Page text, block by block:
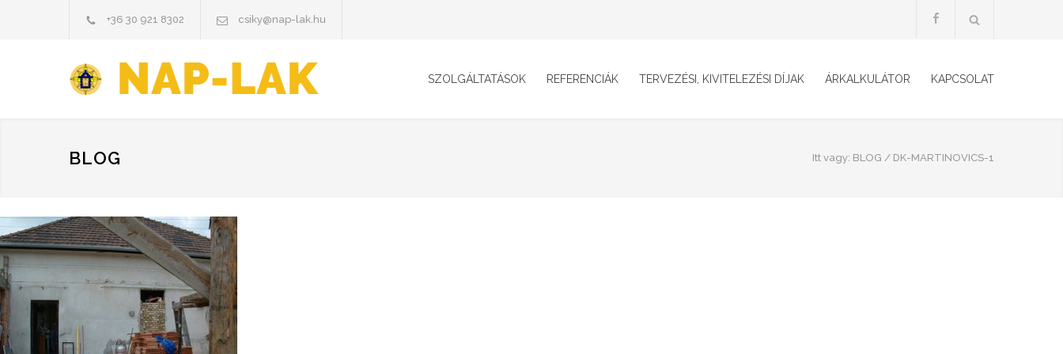
+36 30 921 8302 csiky@nap-lak.hu
SZOLGÁLTATÁSOK REFERENCIÁK TERVEZÉSI, KIVITELEZÉSI DÍJAK ÁRKALKULÁTOR KAPCSOLAT
BLOG Itt vagy: BLOG / DK-MARTINOVICS-1